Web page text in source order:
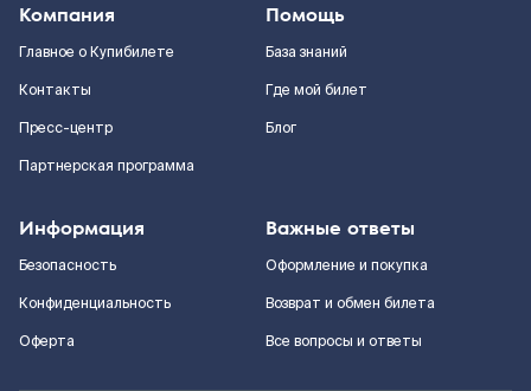
Компания
Главное о Купибилете
Контакты
Пресс-центр
Партнерская программа
Помощь
База знаний
Где мой билет
Блог
Информация
Безопасность
Конфиденциальность
Оферта
Важные ответы
Оформление и покупка
Возврат и обмен билета
Все вопросы и ответы